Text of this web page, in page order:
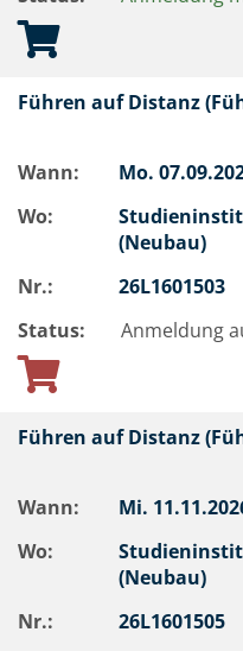
Führen auf Distanz
Wann: Mo.
Wo:
(Neubau)
Nr.:
26L1601503
Status:
Anmeldung
Führen auf Distanz
Wann: Mi.
Wo:
(Neubau)
Nr.:
26L1601505